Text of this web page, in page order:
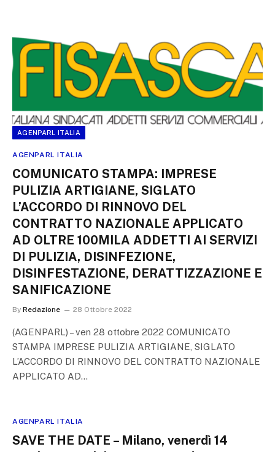
AGENPARL ITALIA
AGENPARL ITALIA
COMUNICATO STAMPA: IMPRESE
PULIZIA ARTIGIANE, SIGLATO
L’ACCORDO DI RINNOVO DEL
CONTRATTO NAZIONALE APPLICATO
AD OLTRE 100MILA ADDETTI AI SERVIZI
DI PULIZIA, DISINFEZIONE,
DISINFESTAZIONE, DERATTIZZAZIONE E
SANIFICAZIONE
By Redazione 28 Ottobre 2022
(AGENPARL) – ven 28 ottobre 2022 COMUNICATO
STAMPA IMPRESE PULIZIA ARTIGIANE, SIGLATO
L’ACCORDO DI RINNOVO DEL CONTRATTO NAZIONALE
APPLICATO AD…
AGENPARL ITALIA
SAVE THE DATE – Milano, venerdì 14